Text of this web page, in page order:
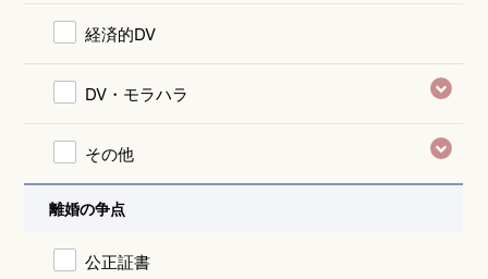
経済的DV
DV・モラハラ
その他
離婚の争点
公正証書